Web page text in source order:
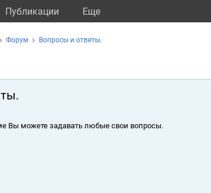
Публикации Eще
Форум Вопросы и ответы.
Вы можете задавать любые свои вопросы.